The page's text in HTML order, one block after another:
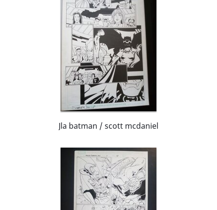
la série Conan le barbare. Il continue sa carrière
en illustratant des romans historique pour Dell
Jla batman / scott mcdaniel